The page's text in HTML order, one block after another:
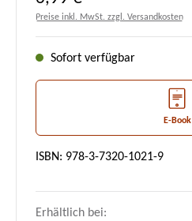
Preise inkl. MwSt. zzgl. Versandkosten
Sofort verfügbar
E-Book
ISBN: 978-3-7320-1021-9
Erhältlich bei: